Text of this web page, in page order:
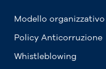
Modello organizzativo
Policy Anticorruzione
Whistleblowing